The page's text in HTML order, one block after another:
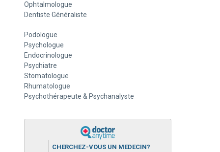
Ophtalmologue
Dentiste Généraliste
Podologue
Psychologue
Endocrinologue
Psychiatre
Stomatologue
Rhumatologue
Psychothérapeute & Psychanalyste
CHERCHEZ-VOUS UN MEDECIN?